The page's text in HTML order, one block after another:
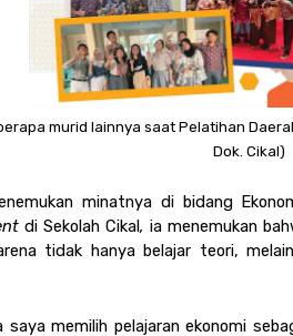
murid lainnya saat Pelatihan
Dok. Cikal)
di Sekolah Cikal, ia menemukan
tidak hanya belajar teori,
saya memilih pelajaran ekonomi